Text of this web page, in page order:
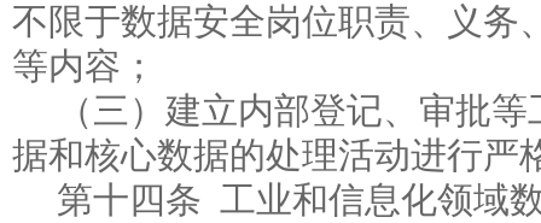
不限于数据安全岗位职责、义务
等内容；
（三）建立内部登记、审批
据和核心数据的处理活动进行严
第十四条 工业和信息化领域